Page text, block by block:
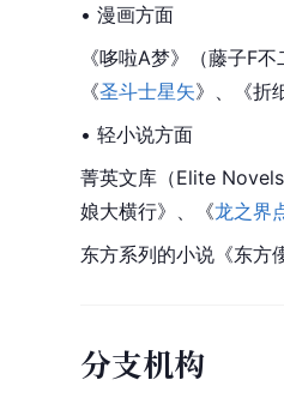
• 漫画方面
《哆啦A梦》（藤子F
《圣斗士星矢》、《折
• 轻小说方面
菁英文库（Elite
娘大横行》、《龙之界
东方系列的小说《东方
分支机构